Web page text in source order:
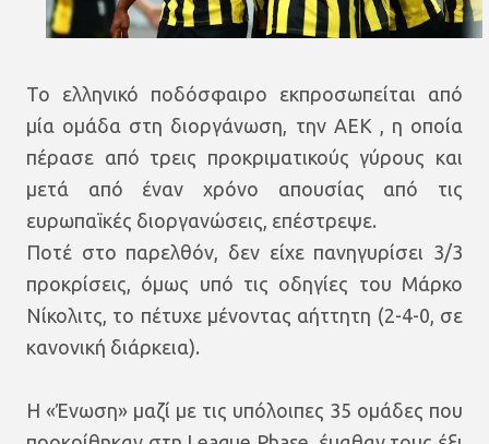
Το ελληνικό ποδόσφαιρο εκπροσωπείται από
μία ομάδα στη διοργάνωση, την ΑΕΚ , η οποία
πέρασε από τρεις προκριματικούς γύρους και
μετά από έναν χρόνο απουσίας από τις
ευρωπαϊκές διοργανώσεις, επέστρεψε.
Ποτέ στο παρελθόν, δεν είχε πανηγυρίσει 3/3
προκρίσεις, όμως υπό τις οδηγίες του Μάρκο
Νίκολιτς, το πέτυχε μένοντας αήττητη (2-4-0, σε
κανονική διάρκεια).
Η «Ένωση» μαζί με τις υπόλοιπες 35 ομάδες που